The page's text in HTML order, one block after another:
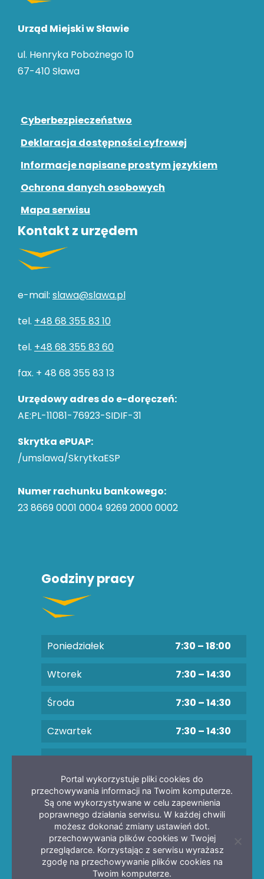
Urząd Miejski w Sławie
ul. Henryka Pobożnego 10
67-410 Sława
Cyberbezpieczeństwo
Deklaracja dostępności cyfrowej
Informacje napisane prostym językiem
Ochrona danych osobowych
Mapa serwisu
Kontakt z urzędem
e-mail: slawa@slawa.pl
tel. +48 68 355 83 10
tel. +48 68 355 83 60
fax. + 48 68 355 83 13
Urzędowy adres do e-doręczeń:
AE:PL-11081-76923-SIDIF-31
Skrytka ePUAP:
/umslawa/SkrytkaESP
Numer rachunku bankowego:
23 8669 0001 0004 9269 2000 0002
Godziny pracy
Poniedziałek 7:30 – 18:00
Wtorek 7:30 – 14:30
Środa 7:30 – 14:30
Czwartek 7:30 – 14:30
Piątek 7:30 – 14:30
Copyright 2025 Gmina Sława
Portal wykorzystuje pliki cookies do
przechowywania informacji na Twoim komputerze.
Są one wykorzystywane w celu zapewnienia
poprawnego działania serwisu. W każdej chwili
możesz dokonać zmiany ustawień dot.
przechowywania plików cookies w Twojej
przeglądarce. Korzystając z serwisu wyrażasz
zgodę na przechowywanie plików cookies na
Twoim komputerze.